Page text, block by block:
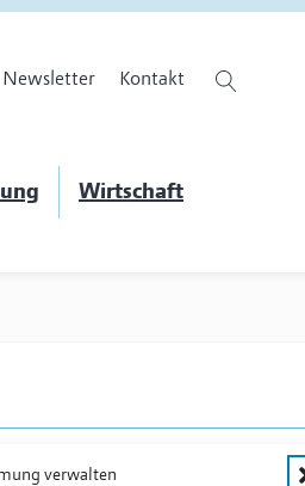
verwalten
Newsletter Kontakt
Wirtschaft